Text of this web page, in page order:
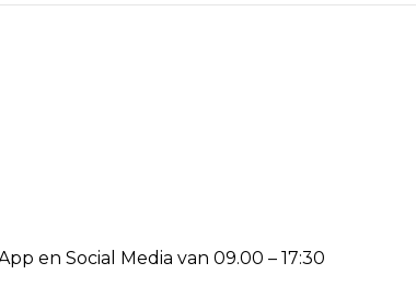
en Social Media van 09.00 – 17:30